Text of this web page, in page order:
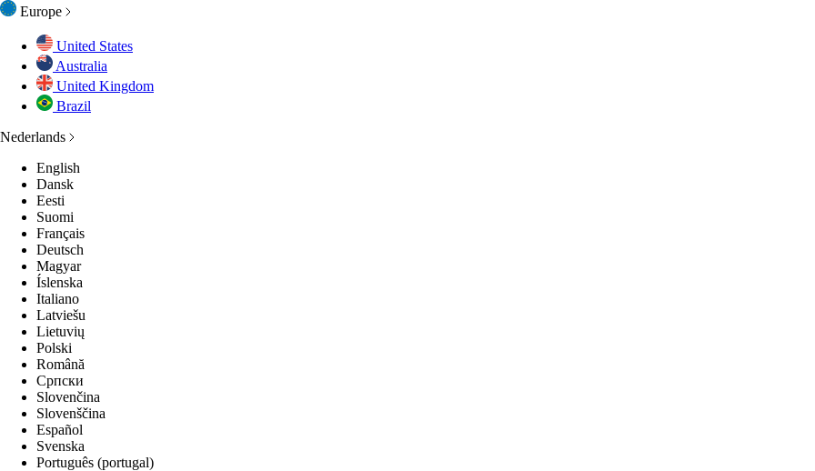
Europe
United States
Australia
United Kingdom
Brazil
Nederlands
English
Dansk
Eesti
Suomi
Français
Deutsch
Magyar
Íslenska
Italiano
Latviešu
Lietuvių
Polski
Română
Српски
Slovenčina
Slovenščina
Español
Svenska
Português (portugal)